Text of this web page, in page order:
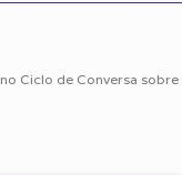
Ciclo de Conversa sobre